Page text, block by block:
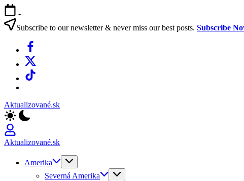
Skip
to
content
-
Subscribe to our newsletter & never miss our best posts. Subscribe
Facebook
X
TikTok
Aktualizované.sk
Aktualizované.sk
Amerika
Severná Amerika